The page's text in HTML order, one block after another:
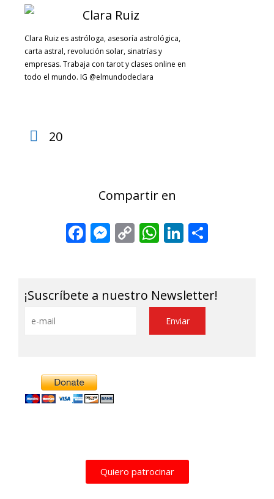
Clara Ruiz es astróloga, asesoría astrológica,
carta astral, revolución solar, sinatrías y
empresas. Trabaja con tarot y clases online en
todo el mundo. IG @elmundodeclara
20
Compartir en
Facebook
Messenger
CopyWhatsApp
LinkedIn
¡Suscríbete a nuestro Newsletter!
Quiero patrocinar